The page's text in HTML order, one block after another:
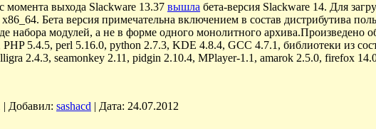
момента выхода Slackware 13.37 вышла бета-версия Slackware 14. Для
Бета версия примечательна включением в состав дистрибутива
набора модулей, а не в форме одного монолитного архива.Произведено
PHP 5.4.5, perl 5.16.0, python 2.7.3, KDE 4.8.4, GCC 4.7.1, библиотеки из
2.4.3, seamonkey 2.11, pidgin 2.10.4, MPlayer-1.1, amarok 2.5.0, firefox
| Добавил: sashacd | Дата: 24.07.2012